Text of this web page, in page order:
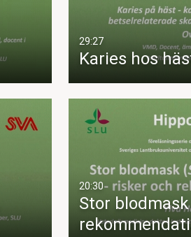
29:27
Karies hos
20:30
Stor